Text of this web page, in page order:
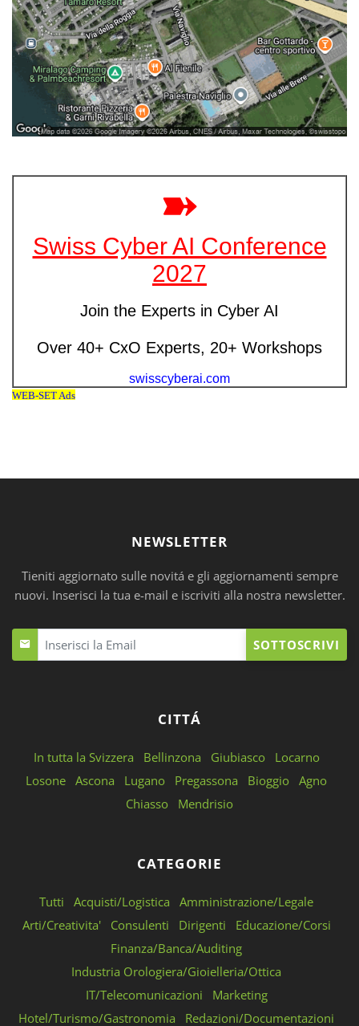
NEWSLETTER
Tieniti aggiornato sulle novitá e gli aggiornamenti sempre
nuovi. Inserisci la tua e-mail e iscriviti alla nostra newsletter.
SOTTOSCRIVI
CITTÁ
In tutta la Svizzera Bellinzona Giubiasco
Locarno
Losone Ascona Lugano Pregassona Bioggio Agno
Chiasso
Mendrisio
CATEGORIE
Tutti Acquisti/Logistica
Amministrazione/Legale
Arti/Creativita'
Consulenti Dirigenti
Educazione/Corsi
Finanza/Banca/Auditing
Industria Orologiera/Gioielleria/Ottica
IT/Telecomunicazioni
Marketing
Hotel/Turismo/Gastronomia
Redazioni/Documentazioni